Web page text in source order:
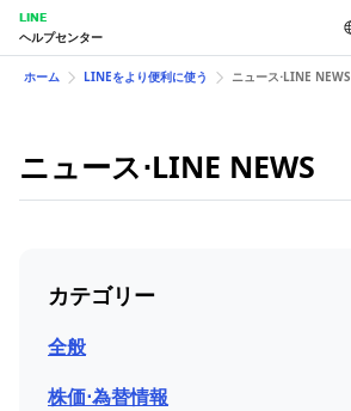
LINE
ヘルプセンター
ホーム LINEをより便利に使う ニュース⋅LINE NEWS
ニュース⋅LINE NEWS
カテゴリー
全般
株価⋅為替情報